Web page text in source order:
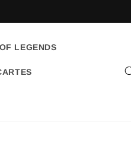
LEGENDS